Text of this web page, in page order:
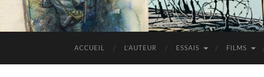
ACCUEIL L’AUTEUR ESSAIS FILMS